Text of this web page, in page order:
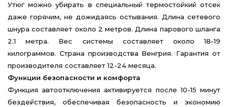
Утюг можно убирать в специальный термостойкий отсек
даже горячим, не дожидаясь остывания. Длина сетевого
шнура составляет около 2 метров. Длина парового шланга
2.1 метра. Вес системы составляет около 18-19
килограммов. Страна производства Венгрия. Гарантия от
производителя составляет 12-24 месяца.
Функции безопасности и комфорта
Функция автоотключения активируется после 10-15 минут
бездействия, обеспечивая безопасность и экономию